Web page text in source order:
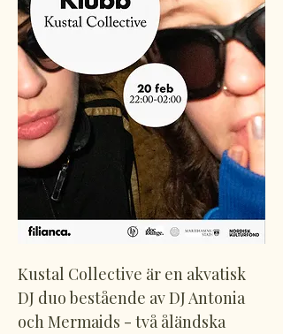
Kustal Collective är en akvatisk
DJ duo bestående av DJ Antonia
och Mermaids - två åländska